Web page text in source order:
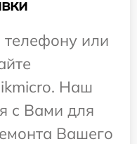
или
Наш
с Вами для
Вашего